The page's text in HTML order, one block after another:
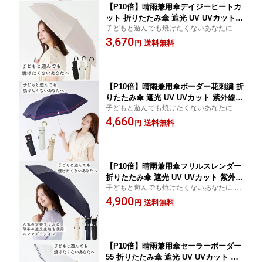
【P10倍】晴雨兼用傘デイジーヒートカ
ット 折りたたみ傘 遮光 UV UVカット
紫外線 コンパクト 傘 日焼け対策 紫外
線カット 梅雨 オシャレ かわいい プレ
子どもと遊んでも焼けたくないあなたに 赤
ちゃんや子どもに寄り添う傘
3,670 円 送料無料
【P10倍】晴雨兼用傘ボーダー花刺繍 折
りたたみ傘 遮光 UV UVカット 紫外線
コンパクト 傘 日焼け対策 紫外線カット
梅雨 オシャレ かわいい プレゼント 軽
子どもと遊んでも焼けたくないあなたに 赤
ちゃんや子どもに寄り添う傘
4,660 円 送料無料
【P10倍】晴雨兼用傘フリルスレンダー
折りたたみ傘 遮光 UV UVカット 紫外線
コンパクト 傘 日焼け対策 紫外線カット
梅雨 オシャレ かわいい プレゼント 軽
子どもと遊んでも焼けたくないあなたに 赤
ちゃんや子どもに寄り添う傘
4,900 円 送料無料
【P10倍】晴雨兼用傘セーラーボーダー
55 折りたたみ傘 遮光 UV UVカット 紫